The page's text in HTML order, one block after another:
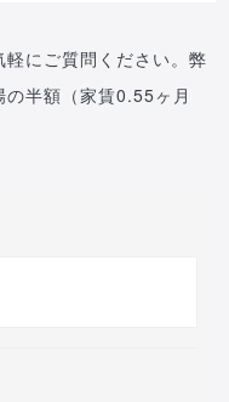
にご質問ください。弊
半額（家賃0.55ヶ月